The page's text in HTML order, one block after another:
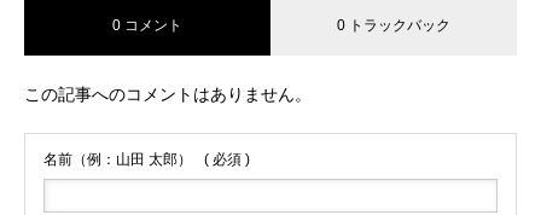
0 コメント 0 トラックバック
この記事へのコメントはありません。
名前（例：山田 太郎） ( 必須 )